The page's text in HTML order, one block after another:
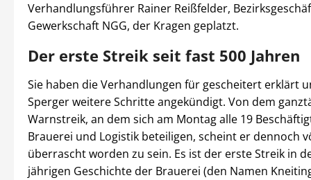
Verhandlungsführer Rainer Reißfelder,
Gewerkschaft NGG, der Kragen geplatzt.
Der erste Streik seit fast 500 Jahren
Sie haben die Verhandlungen für gescheitert erklärt
Sperger weitere Schritte angekündigt. Von dem
Warnstreik, an dem sich am Montag alle 19
Brauerei und Logistik beteiligen, scheint er dennoch
überrascht worden zu sein. Es ist der erste Streik in
jährigen Geschichte der Brauerei (den Namen